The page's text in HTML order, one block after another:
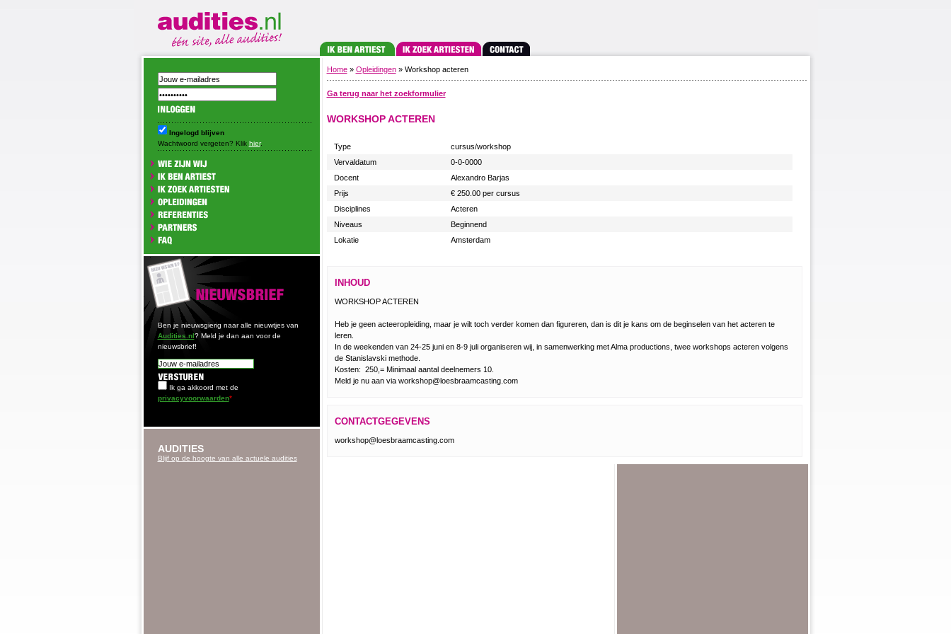
Ingelogd blijven
Wachtwoord vergeten? Klik hier.
Ben je nieuwsgierig naar alle nieuwtjes van
Audities.nl? Meld je dan aan voor de
nieuwsbrief!
Ik ga akkoord met de
privacyvoorwaarden*
AUDITIES
Blijf op de hoogte van alle actuele audities
Home » Opleidingen » Workshop acteren
Ga terug naar het zoekformulier
WORKSHOP ACTEREN
Type
cursus/workshop
Vervaldatum
0-0-0000
Docent
Alexandro Barjas
Prijs
€ 250.00 per cursus
Disciplines
Acteren
Niveaus
Beginnend
Lokatie
Amsterdam
INHOUD
WORKSHOP ACTEREN
Heb je geen acteeropleiding, maar je wilt toch verder komen dan figureren, dan is dit je kans om de beginselen van het acteren te
leren.
In de weekenden van 24-25 juni en 8-9 juli organiseren wij, in samenwerking met Alma productions, twee workshops acteren volgens
de Stanislavski methode.
Kosten:  250,= Minimaal aantal deelnemers 10.
Meld je nu aan via workshop@loesbraamcasting.com
CONTACTGEGEVENS
workshop@loesbraamcasting.com